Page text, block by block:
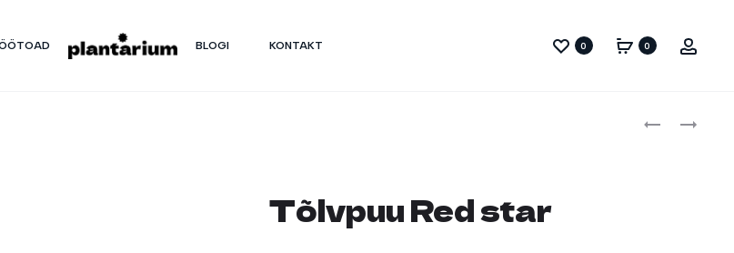
BLOGI KONTAKT 0 0
KIRJULEHINE
DIIFENBAHHIA
Tõlvpuu Red star